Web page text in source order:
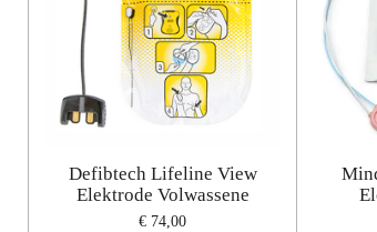
Defibtech Lifeline View
Elektrode Volwassene
€ 74,00